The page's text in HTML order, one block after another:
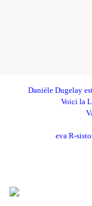
Danièle Dugelay
Voici la
eva R-